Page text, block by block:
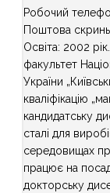
Робочий
Поштова
Освіта: 2002
факультет
України
кваліфікацію
кандидатську
сталі для
середовищах
працює на
докторську